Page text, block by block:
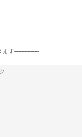
す-----------------